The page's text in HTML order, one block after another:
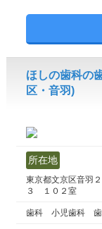
ほしの歯科の
区・音羽)
所在地
東京都文京区音羽
３ １０２室
歯科 小児歯科 歯